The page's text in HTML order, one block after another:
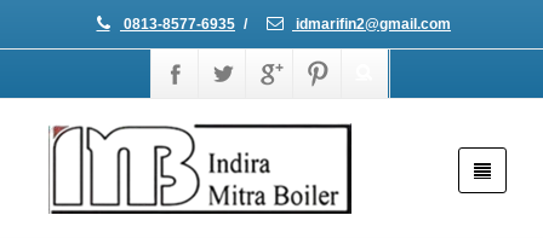
0813-8577-6935 / idmarifin2@gmail.com